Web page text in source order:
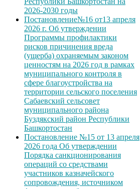
2026-2030 годы
Постановление№16 от13 апреля
2026 г. Об утверждении
Программы профилактики
рисков причинения вреда
(ущерба) охраняемым законом
ценностям на 2026 год в рамках
муниципального контроля в
сфере благоустройства на
территории сельского поселения
Сабаевский сельсовет
муниципального района
Буздякский район Республики
Башкортостан
Постановление №15 от 13 апреля
2026 года Об утверждении
Порядка санкционирования
операций со средствами
участников казначейского
сопровождения, источником